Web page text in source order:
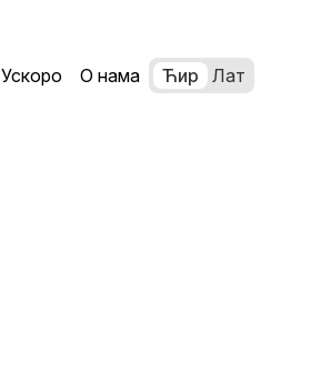
Ускоро О нама Ћир Лат